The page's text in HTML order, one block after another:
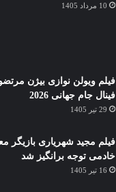
10 مرداد 1405
فیلم ویولن نوازی بیژن
فینال جام جهانی 2026
29 تیر 1405
فیلم مجید شهریاری بازیگر
خادمی توجه برانگیز شد
16 تیر 1405